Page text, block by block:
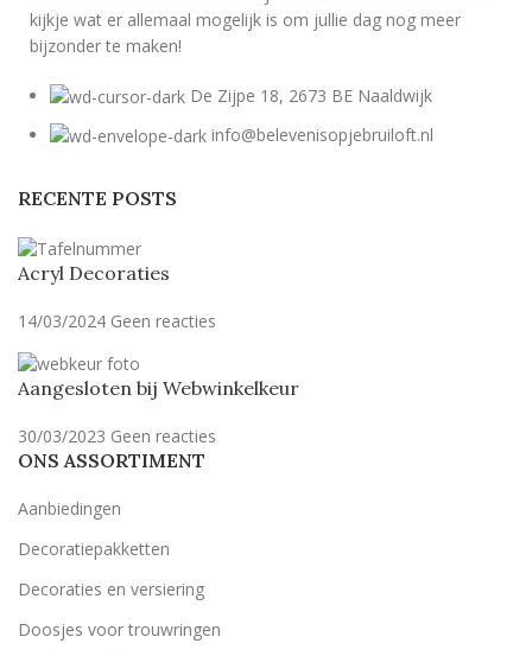
kijkje wat er allemaal mogelijk is om jullie dag nog meer
bijzonder te maken!
De Zijpe 18, 2673 BE Naaldwijk
info@belevenisopjebruiloft.nl
RECENTE POSTS
Acryl Decoraties
14/03/2024 Geen reacties
Aangesloten bij Webwinkelkeur
30/03/2023 Geen reacties
ONS ASSORTIMENT
Aanbiedingen
Decoratiepakketten
Decoraties en versiering
Doosjes voor trouwringen